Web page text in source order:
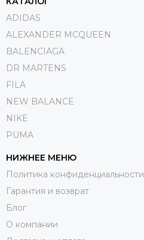
ADIDAS
ALEXANDER MCQUEEN
BALENCIAGA
DR MARTENS
FILA
NEW BALANCE
NIKE
PUMA
НИЖНЕЕ МЕНЮ
Политика конфиденциальности
Гарантия и возврат
Блог
О компании